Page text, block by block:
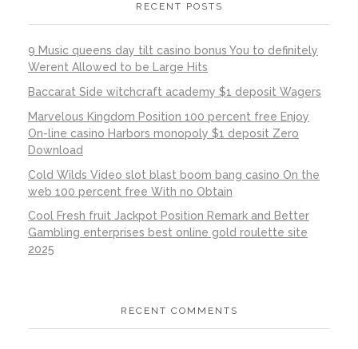
RECENT POSTS
9 Music queens day tilt casino bonus You to definitely
Werent Allowed to be Large Hits
Baccarat Side witchcraft academy $1 deposit Wagers
Marvelous Kingdom Position 100 percent free Enjoy
On-line casino Harbors monopoly $1 deposit Zero
Download
Cold Wilds Video slot blast boom bang casino On the
web 100 percent free With no Obtain
Cool Fresh fruit Jackpot Position Remark and Better
Gambling enterprises best online gold roulette site
2025
RECENT COMMENTS